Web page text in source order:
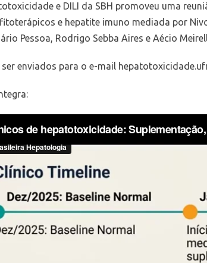
e DILI da SBH promoveu uma
e hepatite imuno mediada por
Pessoa, Rodrigo Sebba Aires e Aécio
enviados para o e-mail